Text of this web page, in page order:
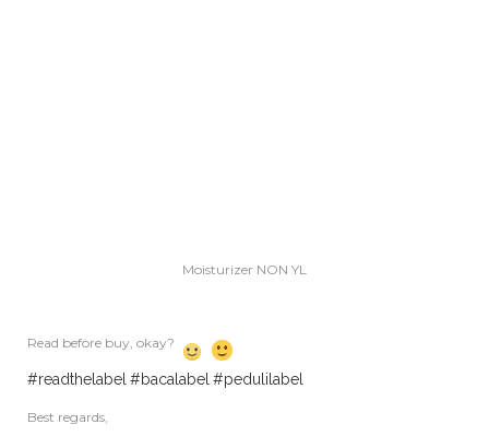
Moisturizer NON YL
Read before buy, okay?
#readthelabel #bacalabel #pedulilabel
Best regards,